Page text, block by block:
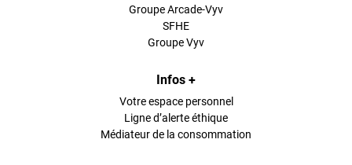
Groupe Arcade-Vyv
SFHE
Groupe Vyv
Infos +
Votre espace personnel
Ligne d’alerte éthique
Médiateur de la consommation